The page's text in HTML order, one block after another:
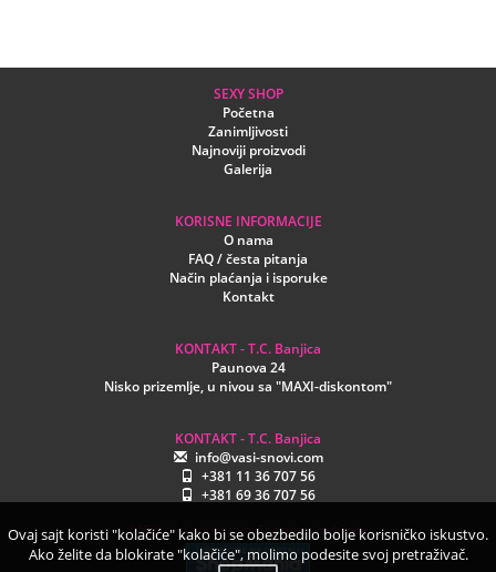
SEXY SHOP
Početna
Zanimljivosti
Najnoviji proizvodi
Galerija
KORISNE INFORMACIJE
O nama
FAQ / česta pitanja
Način plaćanja i isporuke
Kontakt
KONTAKT - T.C. Banjica
Paunova 24
Nisko prizemlje, u nivou sa "MAXI-diskontom"
KONTAKT - T.C. Banjica
info@vasi-snovi.com
+381 11 36 707 56
+381 69 36 707 56
©2026.vasi-snovi.com. Sva prava zadržana.
Ovaj sajt koristi "kolačiće" kako bi se obezbedilo bolje korisničko iskustvo.
Ako želite da blokirate "kolačiće", molimo podesite svoj pretraživač.